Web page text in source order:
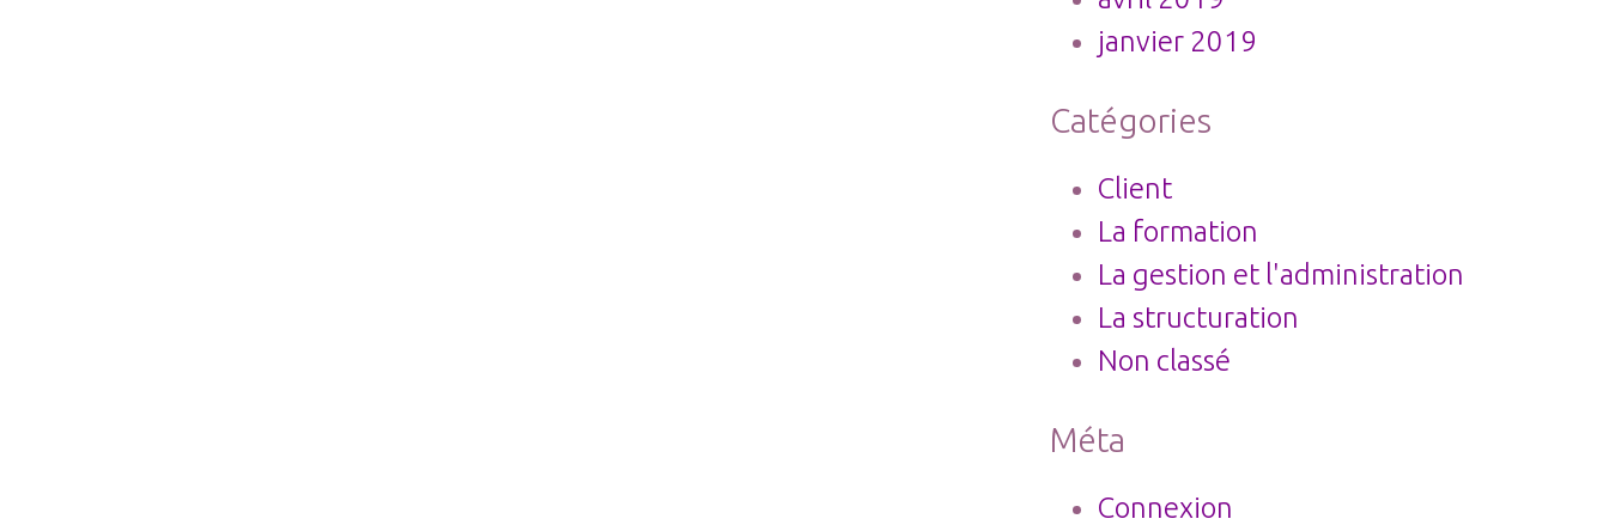
janvier 2019
Catégories
Client
La formation
La gestion et l'administration
La structuration
Non classé
Méta
Connexion